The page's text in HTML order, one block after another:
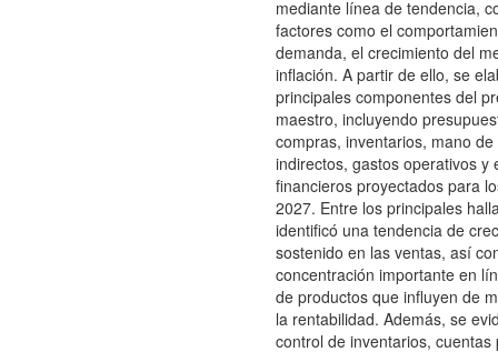
mediante línea de tendencia,
factores como el
demanda, el crecimiento del
inflación. A partir de ello, se
principales componentes del
maestro, incluyendo
compras, inventarios, mano
indirectos, gastos operativos y
financieros proyectados para
2027. Entre los principales
identificó una tendencia de
sostenido en las ventas, así
concentración importante en
de productos que influyen de
la rentabilidad. Además, se
control de inventarios, cuentas